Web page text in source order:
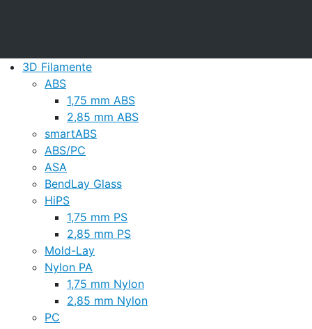
3D Filamente
ABS
1,75 mm ABS
2,85 mm ABS
smartABS
ABS/PC
ASA
BendLay Glass
HiPS
1,75 mm PS
2,85 mm PS
Mold-Lay
Nylon PA
1,75 mm Nylon
2,85 mm Nylon
PC